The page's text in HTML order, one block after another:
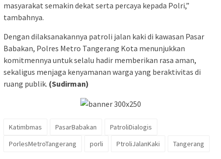
masyarakat semakin dekat serta percaya kepada Polri,”
tambahnya.
Dengan dilaksanakannya patroli jalan kaki di kawasan Pasar
Babakan, Polres Metro Tangerang Kota menunjukkan
komitmennya untuk selalu hadir memberikan rasa aman,
sekaligus menjaga kenyamanan warga yang beraktivitas di
ruang publik. (Sudirman)
Katimbmas PasarBabakan
PatroliDialogis
PorlesMetroTangerang
porli PtroliJalanKaki Tangerang